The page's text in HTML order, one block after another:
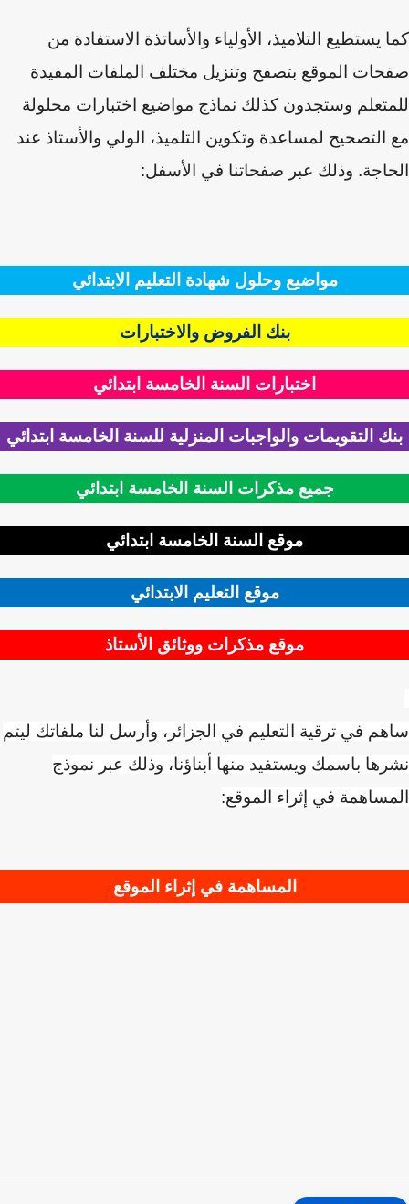
يستطيع التلاميذ، الأولياء والأساتذة الاستفادة من
الموقع بتصفح وتنزيل مختلف الملفات المفيدة
وستجدون كذلك نماذج مواضيع اختبارات محلولة
لمساعدة وتكوين التلميذ، الولي والأستاذ عند
وذلك عبر صفحاتنا في الأسفل:
مواضيع وحلول شهادة التعليم الابتدائي
بنك الفروض والاختبارات
اختبارات السنة الخامسة ابتدائي
التقويمات والواجبات المنزلية للسنة الخامسة ابتدائي
جميع مذكرات السنة الخامسة ابتدائي
موقع السنة الخامسة ابتدائي
موقع التعليم الابتدائي
موقع مذكرات ووثائق الأستاذ
في ترقية التعليم في الجزائر، وأرسل لنا ملفاتك ليتم
باسمك ويستفيد منها أبناؤنا، وذلك عبر نموذج
في إثراء الموقع:
المساهمة في إثراء الموقع